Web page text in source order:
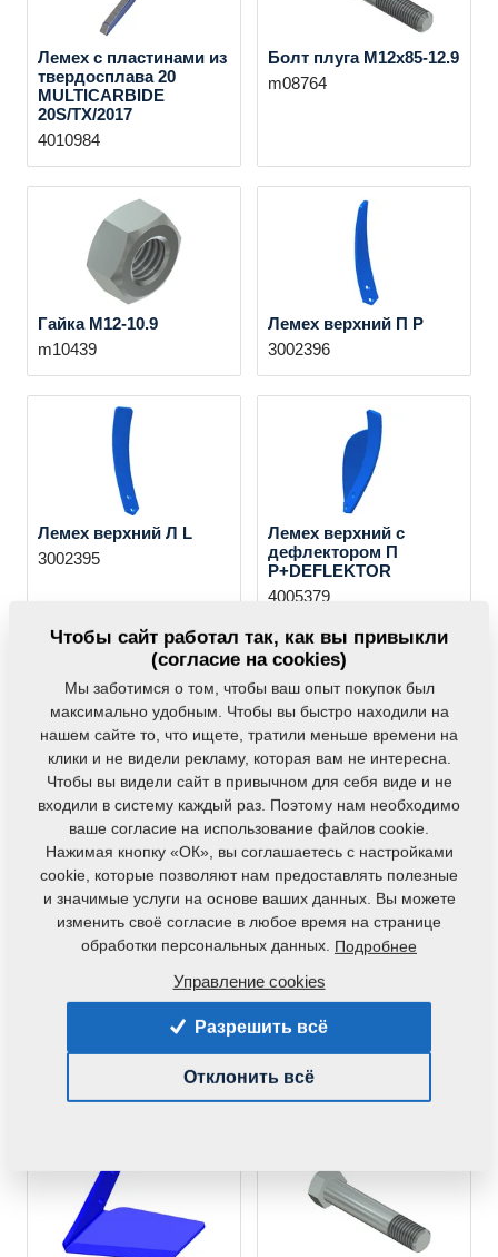
Лемех с пластинами из
твердосплава 20
MULTICARBIDE
20S/TX/2017
4010984
Болт плуга M12x85-12.9
m08764
Гайка M12-10.9
m10439
Лемех верхний П P
3002396
Лемех верхний Л L
3002395
Лемех верхний с
дефлектором П
P+DEFLEKTOR
4005379
Лемех верхний с
дефлектором Л
L+DEFLEKTOR
4005378
Крыло 100/10 P
3013016
3013017
МЫ РЕКОМЕНДУЕМ
Диск D51F/TL6/SF
3007653
9002598
деталь)
Чтобы сайт работал так, как вы привыкли
(согласие на cookies)
Мы заботимся о том, чтобы ваш опыт покупок был
максимально удобным. Чтобы вы быстро находили на
нашем сайте то, что ищете, тратили меньше времени на
клики и не видели рекламу, которая вам не интересна.
Чтобы вы видели сайт в привычном для себя виде и не
входили в систему каждый раз. Поэтому нам необходимо
ваше согласие на использование файлов cookie.
Нажимая кнопку «ОК», вы соглашаетесь с настройками
cookie, которые позволяют нам предоставлять полезные
и значимые услуги на основе ваших данных. Вы можете
изменить своё согласие в любое время на странице
обработки персональных данных. Подробнее
Управление cookies
Разрешить всё
Отклонить всё